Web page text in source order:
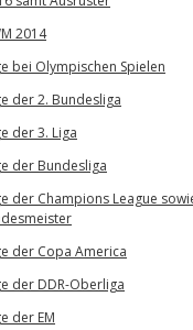
2014
bei Olympischen Spielen
der 2. Bundesliga
der 3. Liga
der Bundesliga
der Champions League
der Copa America
der DDR-Oberliga
der EM